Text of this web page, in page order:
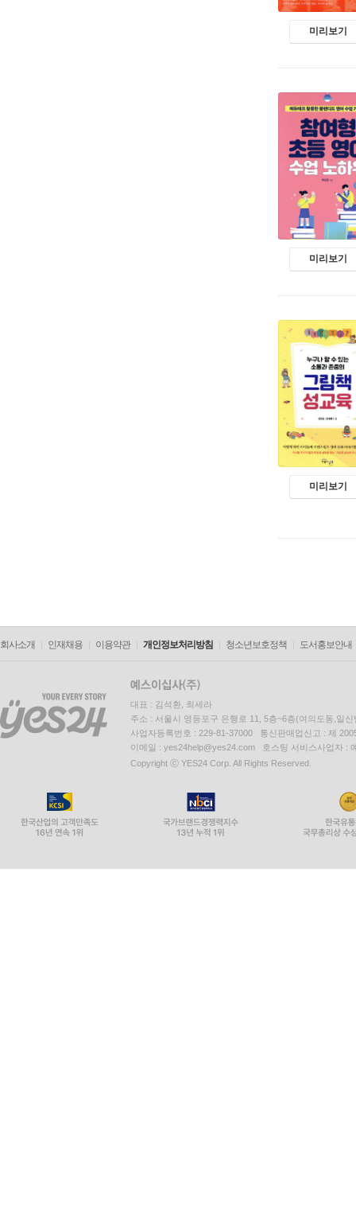
미리보기
미리보기
미리보기
회사소개 인재채용 이용약관 개인정보처리방침 청소년보호정책 도서홍보안내
대표 : 김석환, 최세라
주소 : 서울시 영등포구 은행로 11, 5층~6층(여의도동,일신
사업자등록번호 : 229-81-37000 통신판매업신고 : 제
이메일 : yes24help@yes24.com 호스팅 서비스사업자 :
Copyright ⓒ YES24 Corp. All Rights Reserved.